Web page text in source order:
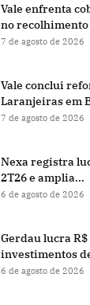
Vale enfrenta
no
7 de agosto de 2026
Vale conclui
Laranjeiras em
7 de agosto de 2026
Nexa registra
2T26 e amplia...
6 de agosto de 2026
Gerdau lucra
investimentos
6 de agosto de 2026